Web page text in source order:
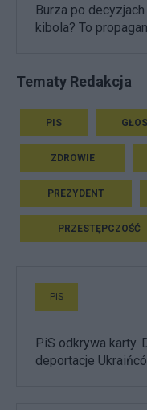
Burza po
kibola? To
Tematy Redakcja
PIS
ZDROWIE
PREZYDENT
PRZESTĘPCZOŚĆ
PiS
PiS odkrywa karty.
deportacje